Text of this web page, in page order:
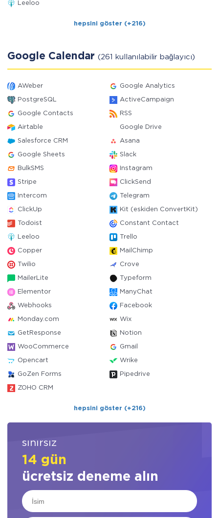
Leeloo
hepsini göster (+216)
Google Calendar (261 kullanılabilir bağlayıcı)
AWeber Google Analytics
PostgreSQL ActiveCampaign
Google Contacts RSS
Airtable Google Drive
Salesforce CRM Asana
Google Sheets Slack
BulkSMS Instagram
Stripe ClickSend
Intercom Telegram
ClickUp Kit (eskiden ConvertKit)
Todoist Constant Contact
Leeloo Trello
Copper MailChimp
Twilio Crove
MailerLite Typeform
Elementor ManyChat
Webhooks Facebook
Monday.com Wix
GetResponse Notion
WooCommerce Gmail
Opencart Wrike
GoZen Forms Pipedrive
ZOHO CRM
hepsini göster (+216)
sınırsız
14 gün
ücretsiz deneme alın